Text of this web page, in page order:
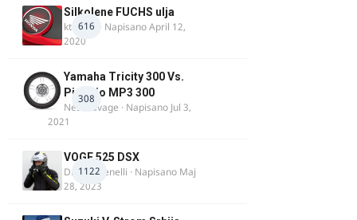
616
Silkolene FUCHS ulja
ktm600 · NapisanoApril 12,
2020
308
Yamaha Tricity 300 Vs.
Piaggio MP3 300
Nesasavage · Napisano Jul 3,
2021
1122
VOGE 525 DSX
DraganBenelli · Napisano Maj
28, 2023